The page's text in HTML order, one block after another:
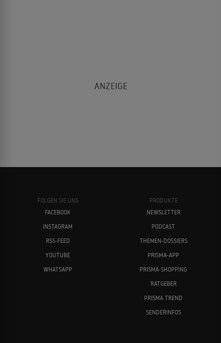
FOLGEN SIE UNS
FACEBOOK
INSTAGRAM
RSS-FEED
YOUTUBE
WHATSAPP
PRODUKTE
NEWSLETTER
PODCAST
THEMEN-DOSSIERS
PRISMA-APP
PRISMA-SHOPPING
RATGEBER
PRISMA TREND
SENDERINFOS